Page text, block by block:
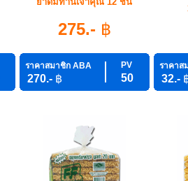
275.- ฿
ราคาสมาชิก ABA PV
270.- ฿ 50
ราคาส
32.-